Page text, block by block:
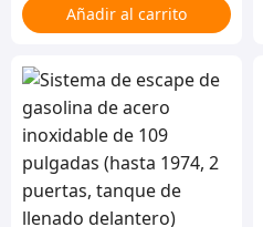
Añadir al carrito